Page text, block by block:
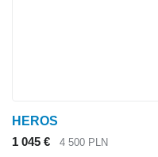
HEROS
1 045 €
4 500 PLN